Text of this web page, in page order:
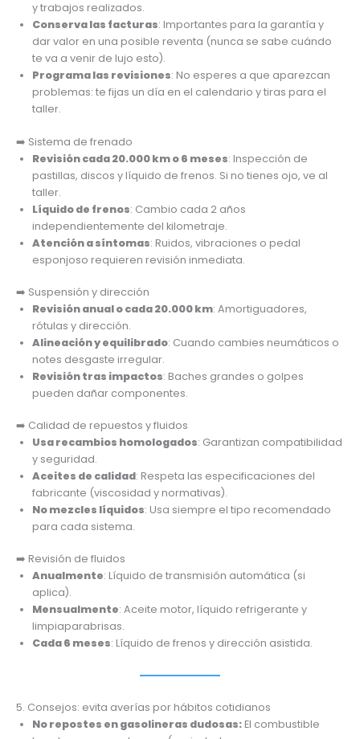
y trabajos realizados.
Conserva las facturas: Importantes para la garantía y
dar valor en una posible reventa (nunca se sabe cuándo
te va a venir de lujo esto).
Programa las revisiones: No esperes a que aparezcan
problemas: te fijas un día en el calendario y tiras para el
taller.
➡️ Sistema de frenado
Revisión cada 20.000 km o 6 meses: Inspección de
pastillas, discos y líquido de frenos. Si no tienes ojo, ve al
taller.
Líquido de frenos: Cambio cada 2 años
independientemente del kilometraje.
Atención a síntomas: Ruidos, vibraciones o pedal
esponjoso requieren revisión inmediata.
➡️ Suspensión y dirección
Revisión anual o cada 20.000 km: Amortiguadores,
rótulas y dirección.
Alineación y equilibrado: Cuando cambies neumáticos o
notes desgaste irregular.
Revisión tras impactos: Baches grandes o golpes
pueden dañar componentes.
➡️ Calidad de repuestos y fluidos
Usa recambios homologados: Garantizan compatibilidad
y seguridad.
Aceites de calidad: Respeta las especificaciones del
fabricante (viscosidad y normativas).
No mezcles líquidos: Usa siempre el tipo recomendado
para cada sistema.
➡️ Revisión de fluidos
Anualmente: Líquido de transmisión automática (si
aplica).
Mensualmente: Aceite motor, líquido refrigerante y
limpiaparabrisas.
Cada 6 meses: Líquido de frenos y dirección asistida.
5. Consejos: evita averías por hábitos cotidianos
No repostes en gasolineras dudosas:El combustible